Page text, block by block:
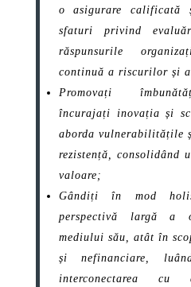
o asigurare calificată
sfaturi privind
răspunsurile
continuă a riscurilor și
Promovați
încurajați inovația și
aborda vulnerabilitățile
rezistență, consolidând
valoare;
Gândiți în mod
perspectivă largă a
mediului său, atât în
și nefinanciare,
interconectarea cu